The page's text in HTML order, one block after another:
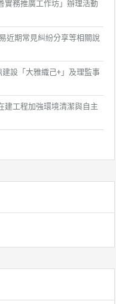
實務推廣工作坊」辦理活動
近期常見糾紛分享等相關說
設「大雅織己+」及理監事
建工程加強環境清潔與自主